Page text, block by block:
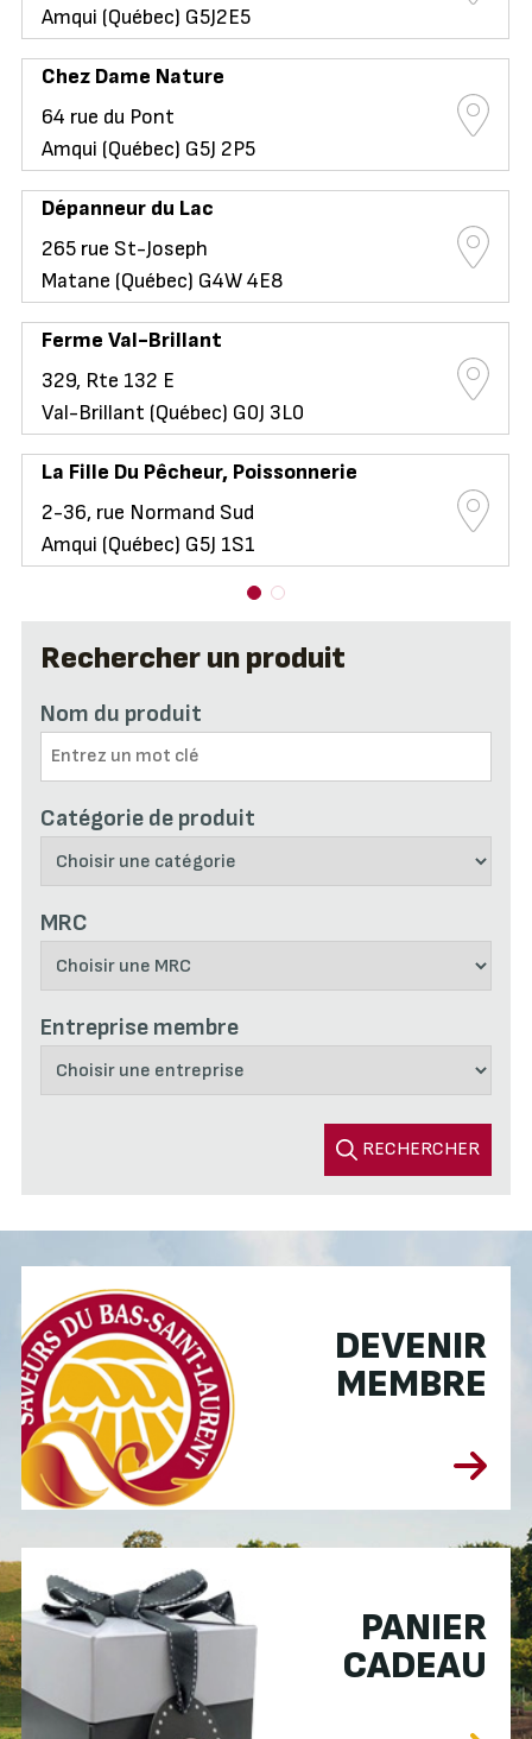
Rechercher un produit
Nom du produit
Catégorie de produit
MRC
Entreprise membre
RECHERCHER
Amqui (Québec) G5J2E5
Chez Dame Nature
64 rue du Pont
Amqui (Québec) G5J 2P5
Dépanneur du Lac
265 rue St-Joseph
Matane (Québec) G4W 4E8
Ferme Val-Brillant
329, Rte 132 E
Val-Brillant (Québec) G0J 3L0
La Fille Du Pêcheur, Poissonnerie
2-36, rue Normand Sud
Amqui (Québec) G5J 1S1
DEVENIR
MEMBRE
PANIER
CADEAU